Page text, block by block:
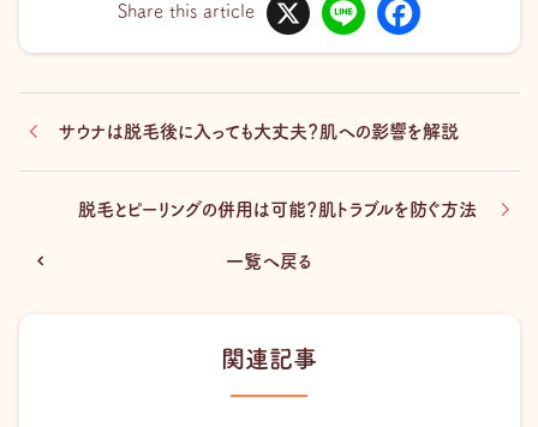
Share this article ne
o
サウナは脱毛後に入っても大丈夫？肌への影響を解説
一覧へ戻る
脱毛とピーリングの併用は可能？肌トラブルを防ぐ方法
関連記事